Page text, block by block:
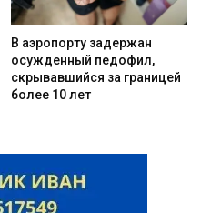
В аэропорту задержан
осужденный педофил,
скрывавшийся за границей
более 10 лет